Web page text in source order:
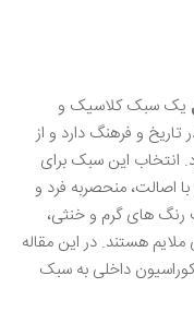
یک سبک کلاسیک و
و فرهنگ دارد و از
انتخاب این سبک برای
اصالت، منحصربه‌ فرد و
رنگ‌ های گرم و خنثی،
هستند. در این مقاله
داخلی به سبک